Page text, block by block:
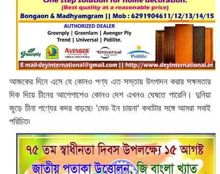
আজকের দিনে এসে যে কোনও পণ্য এত সস্তায় উৎপাদন করার সক্ষমতার
দিক দিয়ে চীনের আশেপাশেও কোনও দেশ এখনও ঘেষতে পারেনি। দুনিয়া
জুড়ে চীনা পণ্যের কদর বাড়ছে৷ 'মেড ইন চায়না'‌ কথাটার সঙ্গে আমরা সবাই
পরিচিত৷